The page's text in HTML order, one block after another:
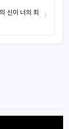
신이 너의 죄
›